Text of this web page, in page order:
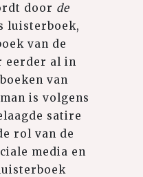
door de
luisterboek,
van de
eerder al in
van
is volgens
satire
rol van de
media en